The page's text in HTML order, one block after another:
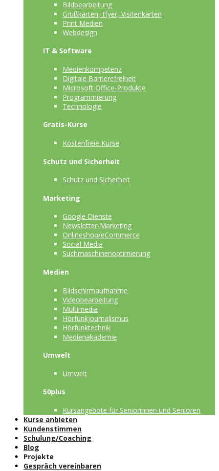
Bildbearbeitung
Grußkarten, Flyer, Visitenkarten
Print Medien
Webdesign
IT & Software
Medienkompetenz
Digitale Barrierefreiheit
Microsoft Office-Produkte
Programmierung
Technologie
Gratis-Kurse
Kostenfreie Kurse
Schutz und Sicherheit
Schutz und Sicherheit
Marketing
Google Dienste
Newsletter-Marketing
Onlineshop/eCommerce
Social Media
Suchmaschinenoptimierung
Medien
Bildschirmaufnahme
Videobearbeitung
Multimedia
Hörfunkjournalismus
Hörfunktechnik
Medienakademie
Umwelt
Umwelt
50plus
Kursangebote für Seniorinnen und Senioren
Kurse anbieten
Kundenstimmen
Schulung/Coaching
Blog
Projekte
Gespräch vereinbaren